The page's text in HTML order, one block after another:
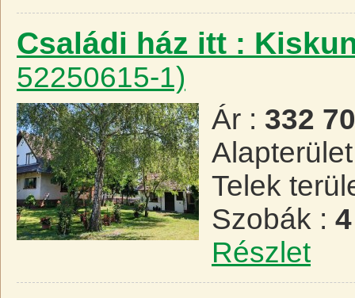
Családi ház itt :
52250615-1)
Ár : 332
Telek
Szobák : 4
Részlet